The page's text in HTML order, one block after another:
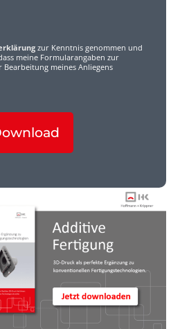
zur Kenntnis genommen und
meine Formularangaben zur
meines Anliegens